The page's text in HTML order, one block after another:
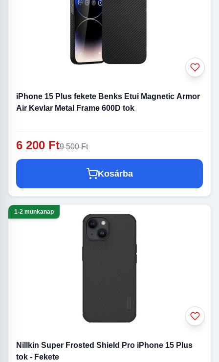
iPhone 15 Plus fekete Benks Etui Magnetic Armor
Air Kevlar Metal Frame 600D tok
6 200 Ft9 500 Ft
Kosárba
1-2 munkanap
Nillkin Super Frosted Shield Pro iPhone 15 Plus
tok - Fekete